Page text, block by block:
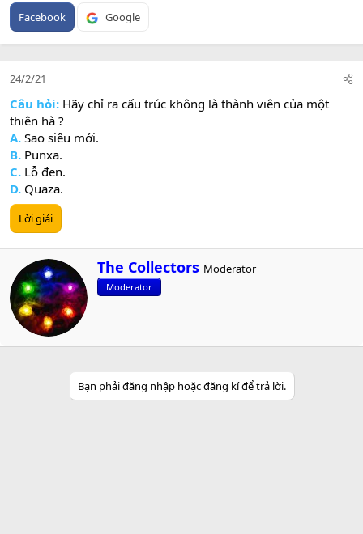
Facebook Google
24/2/21
Câu hỏi: Hãy chỉ ra cấu trúc không là thành viên của một
thiên hà ?
A. Sao siêu mới.
B. Punxa.
C. Lỗ đen.
D. Quaza.
Lời giải
W
r
i
n
The Collectors Moderator
Moderator
Bạn phải đăng nhập hoặc đăng kí để trả lời.